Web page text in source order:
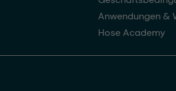
Anwendungen &
Hose Academy